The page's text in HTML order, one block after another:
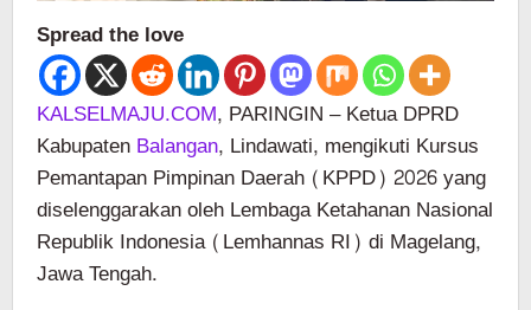
Spread the love
KALSELMAJU.COM, PARINGIN – Ketua DPRD
KabupatenBalangan, Lindawati, mengikuti Kursus
Pemantapan Pimpinan Daerah (KPPD) 2026 yang
diselenggarakan oleh Lembaga Ketahanan Nasional
Republik Indonesia (Lemhannas RI) di Magelang,
Jawa Tengah.